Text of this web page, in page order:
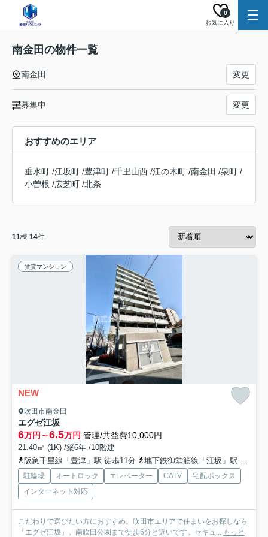
お気に入り
0
南金田の物件一覧
南金田 変更
募集中 変更
おすすめのエリア
垂水町 /江坂町 /豊津町 /千里山西 /江の木町 /南金田 /泉町 /
小曽根 /広芝町 /北条
11棟 14件
賃貸マンション
NEW
吹田市南金田
エグゼ江坂
6万円～6.5万円 管理/共益費10,000円
21.40㎡ (1K) /築6年 /10階建
阪急千里線「豊津」駅 徒歩11分
地下鉄御堂筋線「江坂」駅 徒歩12分
駐輪場 オートロック エレベーター CATV
宅配ボックス
インターネット対応
こだわりで選びたい方におすすめ。吹田市エリアで住まいをお探しなら
「エグゼ江坂」。南吹田公園まで徒歩6分と近いです。セキュ... もっと